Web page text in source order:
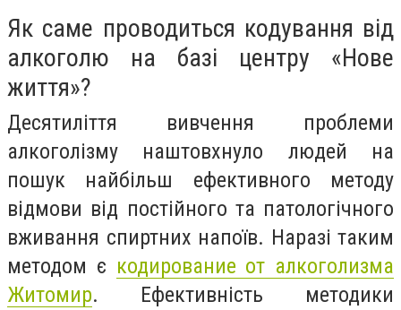
Як саме проводиться кодування від
алкоголю на базі центру «Нове
життя»?
Десятиліття вивчення проблеми
алкоголізму наштовхнуло людей на
пошук найбільш ефективного методу
відмови від постійного та патологічного
вживання спиртних напоїв. Наразі таким
методом є кодирование от алкоголизма
Житомир. Ефективність методики